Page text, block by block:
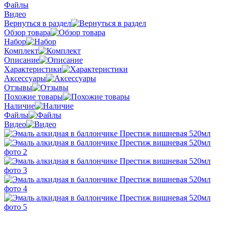
Файлы
Видео
Вернуться в раздел
Обзор товара
Набор
Комплект
Описание
Характеристики
Аксессуары
Отзывы
Похожие товары
Наличие
Файлы
Видео